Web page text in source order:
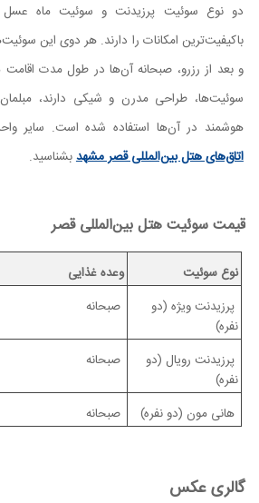
دو نوع سوئیت پرزیدنت و سوئیت ماه عسل
باکیفیت‌ترین امکانات را دارند. هر دوی این
و بعد از رزرو، صبحانه آن‌ها در طول مدت اقامت
سوئیت‌ها، طراحی مدرن و شیکی دارند، مبلمان
هوشمند در آن‌ها استفاده شده است. سایر
اتاق‌های هتل بین‌المللی قصر مشهدبشناسید.
قیمت سوئیت هتل بین‌المللی قصر
نوع سوئیت وعده غذایی
پرزیدنت ویژه (دو
نفره)
صبحانه
پرزیدنت رویال (دو
نفره)
صبحانه
هانی مون (دو نفره) صبحانه
گالری عکس